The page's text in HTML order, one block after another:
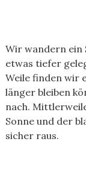
Wir wandern ein
etwas tiefer
Weile finden wir
länger bleiben
nach.
Sonne und der
sicher raus.